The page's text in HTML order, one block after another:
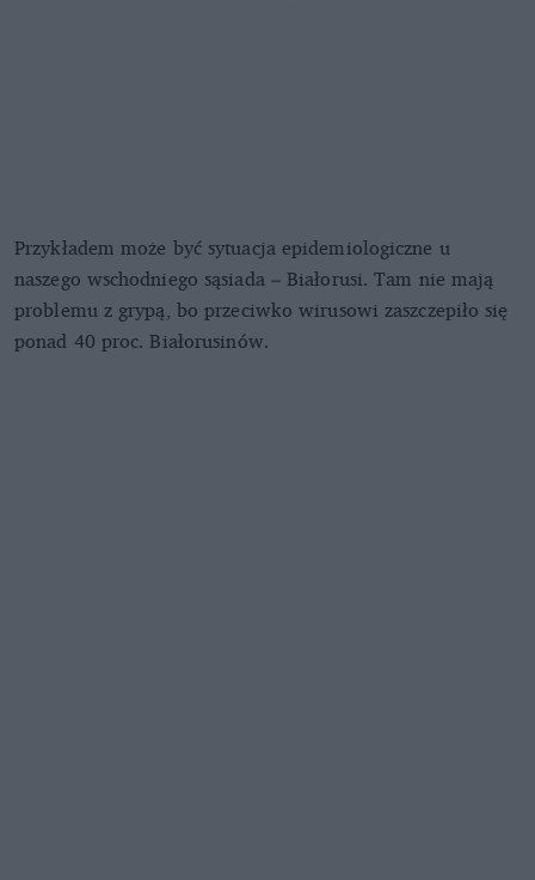
Przykładem może być sytuacja epidemiologiczne u
naszego wschodniego sąsiada – Białorusi. Tam nie mają
problemu z grypą, bo przeciwko wirusowi zaszczepiło się
ponad 40 proc. Białorusinów.